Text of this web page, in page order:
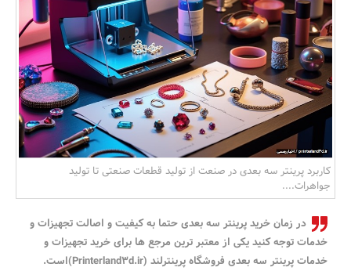
بانک، بیمه و سرمایه
مسکن و ساختمان
کاربرد پرینتر سه بعدی در صنعت از تولید قطعات صنعتی تا تولید
جواهرات....
در زمان خرید پرینتر سه بعدی حتما به کیفیت و اصالت تجهیزات و
خدمات توجه کنید یکی از معتبر ترین مرجع ها برای خرید تجهیزات و
خدمات پرینتر سه بعدی فروشگاه پرینترلند (Printerland3d.ir)است.